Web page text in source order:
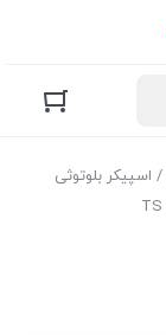
/ اسپیکر بلوتوثی